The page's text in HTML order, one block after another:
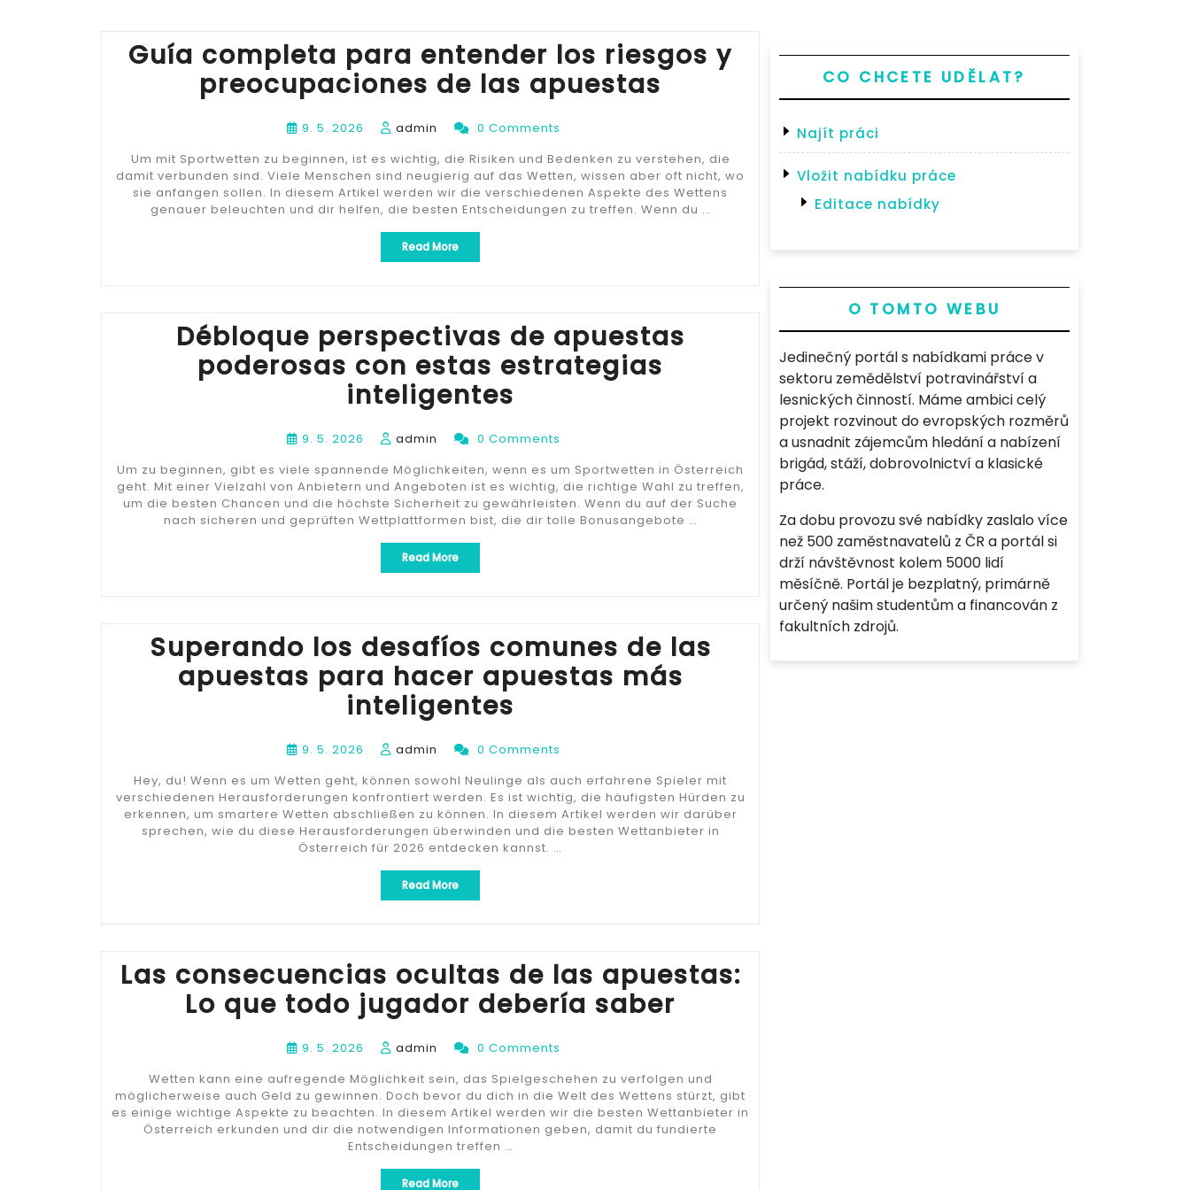
Guía completa para entender los riesgos y
preocupaciones de las apuestas
9. 5. 2026 admin
0 Comments
Um mit Sportwetten zu beginnen, ist es wichtig, die Risiken und Bedenken zu verstehen, die
damit verbunden sind. Viele Menschen sind neugierig auf das Wetten, wissen aber oft nicht, wo
sie anfangen sollen. In diesem Artikel werden wir die verschiedenen Aspekte des Wettens
genauer beleuchten und dir helfen, die besten Entscheidungen zu treffen. Wenn du …
Read More„Guía
completa
los
y
preocupaciones
de
las
apuestas“
Débloque perspectivas de apuestas
poderosas con estas estrategias
inteligentes
9. 5. 2026 admin
0 Comments
Um zu beginnen, gibt es viele spannende Möglichkeiten, wenn es um Sportwetten in Österreich
geht. Mit einer Vielzahl von Anbietern und Angeboten ist es wichtig, die richtige Wahl zu treffen,
um die besten Chancen und die höchste Sicherheit zu gewährleisten. Wenn du auf der Suche
nach sicheren und geprüften Wettplattformen bist, die dir tolle Bonusangebote …
Read More„Débloque
perspectivas
poderosas
estas
estrategias
inteligentes“
Superando los desafíos comunes de las
apuestas para hacer apuestas más
inteligentes
9. 5. 2026 admin
0 Comments
Hey, du! Wenn es um Wetten geht, können sowohl Neulinge als auch erfahrene Spieler mit
verschiedenen Herausforderungen konfrontiert werden. Es ist wichtig, die häufigsten Hürden zu
erkennen, um smartere Wetten abschließen zu können. In diesem Artikel werden wir darüber
sprechen, wie du diese Herausforderungen überwinden und die besten Wettanbieter in
Österreich für 2026 entdecken kannst. …
Read More„Superando
los
de
las
apuestas
para
hacer
más
Las consecuencias ocultas de las apuestas:
Lo que todo jugador debería saber
9. 5. 2026 admin
0 Comments
Wetten kann eine aufregende Möglichkeit sein, das Spielgeschehen zu verfolgen und
möglicherweise auch Geld zu gewinnen. Doch bevor du dich in die Welt des Wettens stürzt, gibt
es einige wichtige Aspekte zu beachten. In diesem Artikel werden wir die besten Wettanbieter in
Österreich erkunden und dir die notwendigen Informationen geben, damit du fundierte
Entscheidungen treffen …
Read More„Las
CO CHCETE UDĚLAT?
Najít práci
Vložit nabídku práce
Editace nabídky
O TOMTO WEBU
Jedinečný portál s nabídkami práce v
sektoru zemědělství potravinářství a
lesnických činností. Máme ambici celý
projekt rozvinout do evropských rozměrů
a usnadnit zájemcům hledání a nabízení
brigád, stáží, dobrovolnictví a klasické
práce.
Za dobu provozu své nabídky zaslalo více
než 500 zaměstnavatelů z ČR a portál si
drží návštěvnost kolem 5000 lidí
měsíčně. Portál je bezplatný, primárně
určený našim studentům a financován z
fakultních zdrojů.